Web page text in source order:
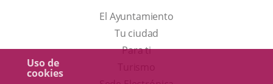
Uso de
cookies
El Ayuntamiento
Tu ciudad
Para ti